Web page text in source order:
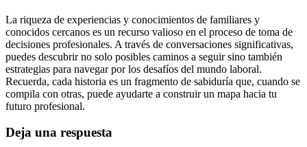
La riqueza de experiencias y conocimientos de familiares y
conocidos cercanos es un recurso valioso en el proceso de toma de
decisiones profesionales. A través de conversaciones significativas,
puedes descubrir no solo posibles caminos a seguir sino también
estrategias para navegar por los desafíos del mundo laboral.
Recuerda, cada historia es un fragmento de sabiduría que, cuando se
compila con otras, puede ayudarte a construir un mapa hacia tu
futuro profesional.
Deja una respuesta